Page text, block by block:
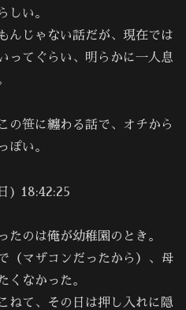
しい。
んじゃない話だが、現在では
ってぐらい、明らかに一人息
の笹に纏わる話で、オチから
ぽい。
) 18:42:25
たのは俺が幼稚園のとき。
（マザコンだったから）、母
くなかった。
ねて、その日は押し入れに隠